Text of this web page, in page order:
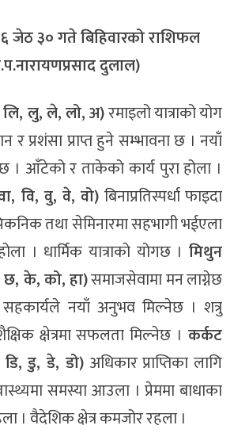
३० गते बिहिवारको राशिफल
दुलाल)
लु, ले, लो, अ)रमाइलो यात्राको योग
र प्रशंसा प्राप्त हुने सम्भावना छ । नयाँ
। आँटेको र ताकेको कार्य पुरा होला ।
वि, वु, वे, वो) बिनाप्रतिस्पर्धा फाइदा
तथा सेमिनारमा सहभागी भईएला
। धार्मिक यात्राको योगछ । मिथुन
के, को, हा)समाजसेवामा मन लाग्नेछ
सहकार्यले नयाँ अनुभव मिल्नेछ । शत्रु
क्षेत्रमा सफलता मिल्नेछ । कर्कट
डु, डे, डो)अधिकार प्राप्तिका लागि
समस्या आउला । प्रेममा बाधाका
। वैदेशिक क्षेत्र कमजोर रहला ।